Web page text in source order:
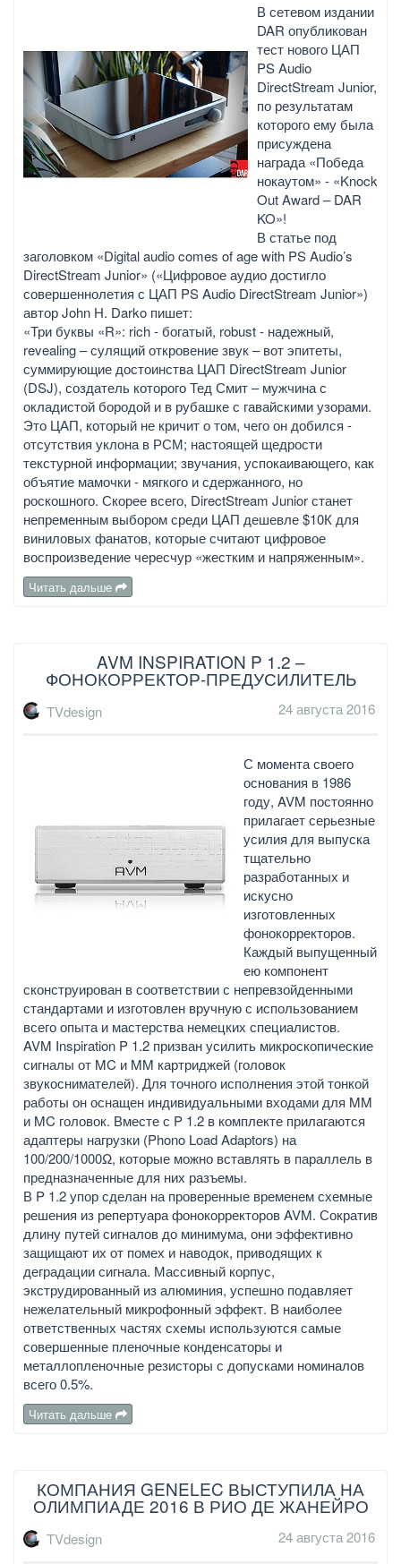
В сетевом издании
DAR опубликован
тест нового ЦАП
PS Audio
DirectStream Junior,
по результатам
которого ему была
присуждена
награда «Победа
нокаутом» - «Knock
Out Award – DAR
KO»!
В статье под
заголовком «Digital audio comes of age with PS Audio’s
DirectStream Junior» («Цифровое аудио достигло
совершеннолетия с ЦАП PS Audio DirectStream Junior»)
автор John H. Darko пишет:
«Три буквы «R»: rich - богатый, robust - надежный,
revealing – сулящий откровение звук – вот эпитеты,
суммирующие достоинства ЦАП DirectStream Junior
(DSJ), создатель которого Тед Смит – мужчина с
окладистой бородой и в рубашке с гавайскими узорами.
Это ЦАП, который не кричит о том, чего он добился -
отсутствия уклона в РСМ; настоящей щедрости
текстурной информации; звучания, успокаивающего, как
объятие мамочки - мягкого и сдержанного, но
роскошного. Скорее всего, DirectStream Junior станет
непременным выбором среди ЦАП дешевле $10К для
виниловых фанатов, которые считают цифровое
воспроизведение чересчур «жестким и напряженным».
Читать дальше
AVM INSPIRATION P 1.2 –
ФОНОКОРРЕКТОР-ПРЕДУСИЛИТЕЛЬ
TVdesign 24 августа 2016
С момента своего
основания в 1986
году, AVM постоянно
прилагает серьезные
усилия для выпуска
тщательно
разработанных и
искусно
изготовленных
фонокорректоров.
Каждый выпущенный
ею компонент
сконструирован в соответствии с непревзойденными
стандартами и изготовлен вручную с использованием
всего опыта и мастерства немецких специалистов.
AVM Inspiration P 1.2 призван усилить микроскопические
сигналы от MC и MM картриджей (головок
звукоснимателей). Для точного исполнения этой тонкой
работы он оснащен индивидуальными входами для MM
и MC головок. Вместе с P 1.2 в комплекте прилагаются
адаптеры нагрузки (Phono Load Adaptors) на
100/200/1000Ω, которые можно вставлять в параллель в
предназначенные для них разъемы.
В P 1.2 упор сделан на проверенные временем схемные
решения из репертуара фонокорректоров AVM. Сократив
длину путей сигналов до минимума, они эффективно
защищают их от помех и наводок, приводящих к
деградации сигнала. Массивный корпус,
экструдированный из алюминия, успешно подавляет
нежелательный микрофонный эффект. В наиболее
ответственных частях схемы используются самые
совершенные пленочные конденсаторы и
металлопленочные резисторы с допусками номиналов
всего 0.5%.
Читать дальше
КОМПАНИЯ GENELEC ВЫСТУПИЛА НА
ОЛИМПИАДЕ 2016 В РИО ДЕ ЖАНЕЙРО
TVdesign 24 августа 2016